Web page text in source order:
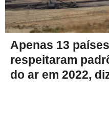
Apenas 13
respeitaram
do ar em 2022,